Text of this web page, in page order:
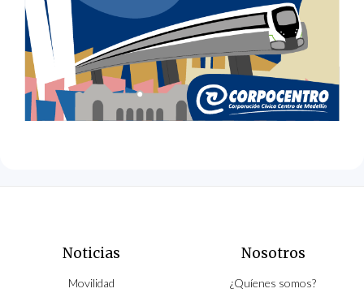
Noticias
Movilidad
Nosotros
¿Quíenes somos?